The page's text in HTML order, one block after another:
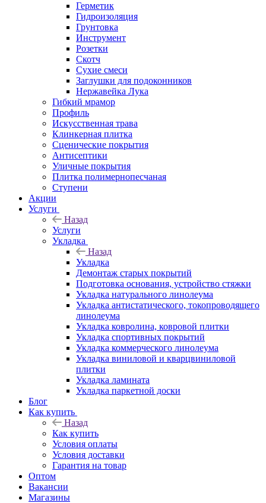
Герметик
Гидроизоляция
Грунтовка
Инструмент
Розетки
Скотч
Сухие смеси
Заглушки для подоконников
Нержавейка Лука
Гибкий мрамор
Профиль
Искусственная трава
Клинкерная плитка
Сценические покрытия
Антисептики
Уличные покрытия
Плитка полимернопесчаная
Ступени
Акции
Услуги
Назад
Услуги
Укладка
Назад
Укладка
Демонтаж старых покрытий
Подготовка основания, устройство стяжки
Укладка натурального линолеума
Укладка антистатического, токопроводящего
линолеума
Укладка ковролина, ковровой плитки
Укладка спортивных покрытий
Укладка коммерческого линолеума
Укладка виниловой и кварцвиниловой
плитки
Укладка ламината
Укладка паркетной доски
Блог
Как купить
Назад
Как купить
Условия оплаты
Условия доставки
Гарантия на товар
Оптом
Вакансии
Магазины